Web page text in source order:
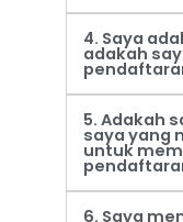
4. Saya
adakah
5. Adakah
saya yang
untuk
6. Saya